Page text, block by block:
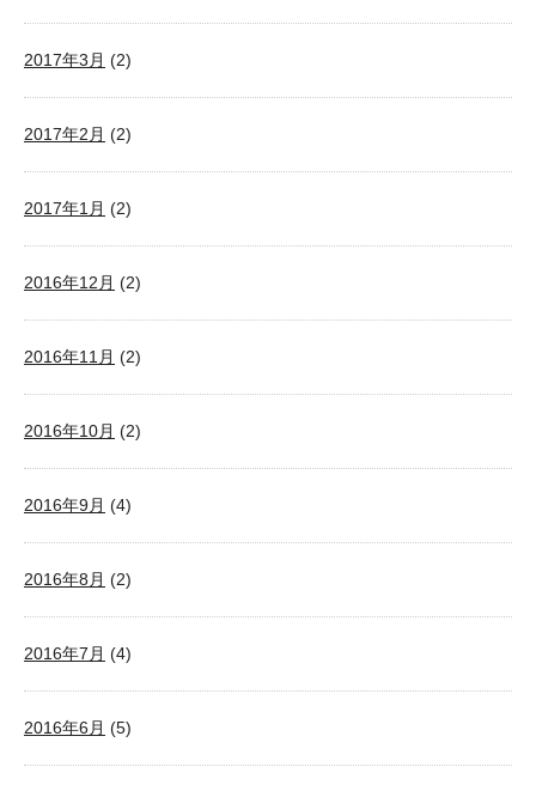
2017年3月 (2)
2017年2月 (2)
2017年1月 (2)
2016年12月 (2)
2016年11月 (2)
2016年10月 (2)
2016年9月 (4)
2016年8月 (2)
2016年7月 (4)
2016年6月 (5)